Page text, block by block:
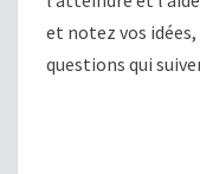
et notez vos
questions qui